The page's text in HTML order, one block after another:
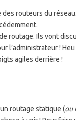
routeurs du
routage. Ils vont
l’administrateur !
agiles derrière !
routage statique (ou